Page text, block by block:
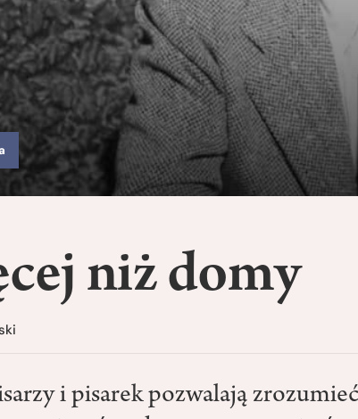
niż domy
i pisarek pozwalają